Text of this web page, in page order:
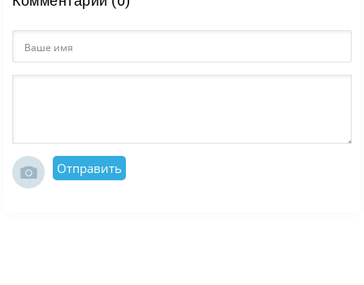
Отправить